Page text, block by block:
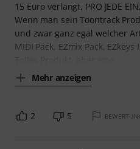
15 Euro verlangt, PRO JEDE
Wenn man sein Toontrack
und zwar ganz egal welcher
MIDI Pack, EZmix Pack,
Mehr anzeigen
2 5